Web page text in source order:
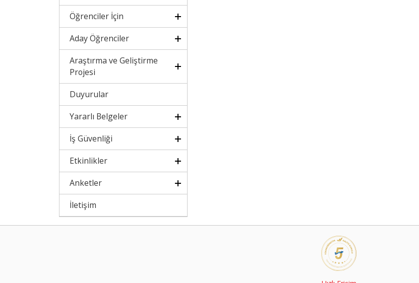
Öğrenciler İçin
Aday Öğrenciler
Araştırma ve Geliştirme
Projesi
Duyurular
Yararlı Belgeler
İş Güvenliği
Etkinlikler
Anketler
İletişim